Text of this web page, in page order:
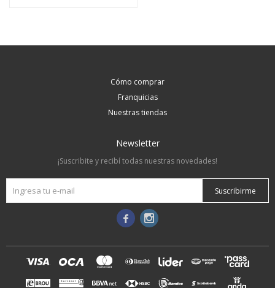
Cómo comprar
Franquicias
Nuestras tiendas
Newsletter
¡Suscribite y recibí todas nuestras novedades!
Suscribirme
 